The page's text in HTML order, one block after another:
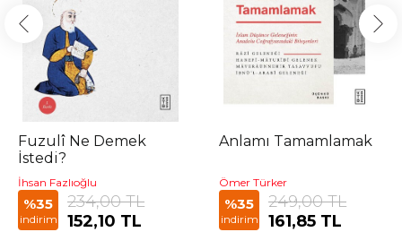
Fuzulî Ne Demek
İstedi?
İhsan Fazlıoğlu
%35
indirim
234,00 TL
152,10 TL
Anlamı Tamamlamak
Ömer Türker
%35
indirim
249,00 TL
161,85 TL